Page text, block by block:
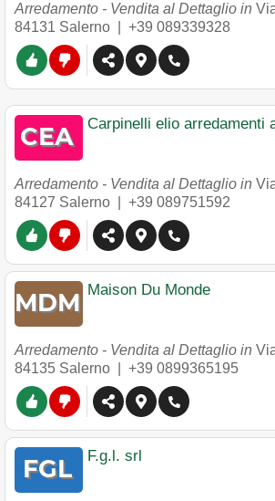
Arredamento - Vendita al Dettaglio in
84131 Salerno +39 089339328
Carpinelli elio arredamenti
Arredamento - Vendita al Dettaglio in
84127 Salerno +39 089751592
Maison Du Monde
Arredamento - Vendita al Dettaglio in
84135 Salerno +39 0899365195
F.g.l. srl